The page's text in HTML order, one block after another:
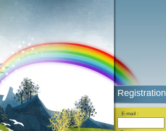
Registration
E-mail :